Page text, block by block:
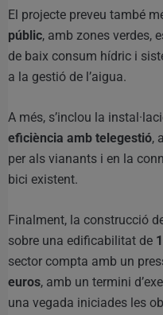
El projecte preveu també
públic, amb zones verdes,
de baix consum hídric i
a la gestió de l’aigua.
A més, s’inclou la
eficiència amb telegestió,
per als vianants i en la
bici existent.
Finalment, la construcció
sobre una edificabilitat de
sector compta amb un
euros, amb un termini
una vegada iniciades les